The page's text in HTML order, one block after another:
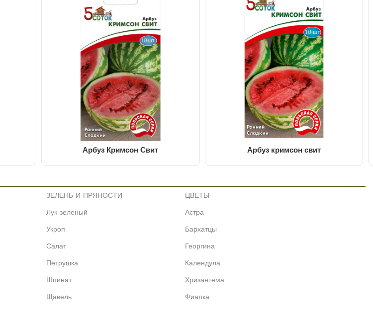
Арбуз Кримсон Свит Арбуз кримсон свит
ЗЕЛЕНЬ И ПРЯНОСТИ
Лук зеленый
Укроп
Салат
Петрушка
Шпинат
Щавель
ЦВЕТЫ
Астра
Бархатцы
Георгина
Календула
Хризантема
Фиалка